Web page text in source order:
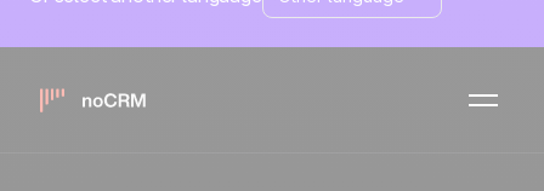
Diretório de
integrações
Torne-se um vendedor ainda melhor